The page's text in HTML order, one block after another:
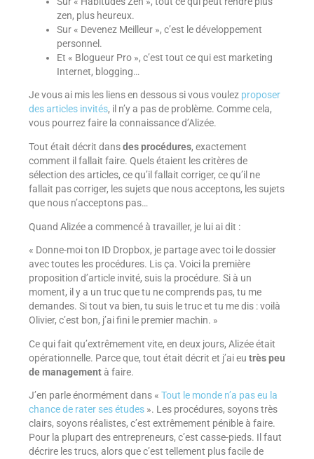
zen, plus heureux.
Sur « Devenez Meilleur », c’est le développement
personnel.
Et « Blogueur Pro », c’est tout ce qui est marketing
Internet, blogging…
Je vous ai mis les liens en dessous si vous voulez proposer
des articles invités, il n’y a pas de problème. Comme cela,
vous pourrez faire la connaissance d’Alizée.
Tout était décrit dansdes procédures, exactement
comment il fallait faire. Quels étaient les critères de
sélection des articles, ce qu’il fallait corriger, ce qu’il ne
fallait pas corriger, les sujets que nous acceptons, les sujets
que nous n’acceptons pas…
Quand Alizée a commencé à travailler, je lui ai dit :
« Donne-moi ton ID Dropbox, je partage avec toi le dossier
avec toutes les procédures. Lis ça. Voici la première
proposition d’article invité, suis la procédure. Si à un
moment, il y a un truc que tu ne comprends pas, tu me
demandes. Si tout va bien, tu suis le truc et tu me dis : voilà
Olivier, c’est bon, j’ai fini le premier machin. »
Ce qui fait qu’extrêmement vite, en deux jours, Alizée était
opérationnelle. Parce que, tout était décrit et j’ai eu très peu
de managementà faire.
J’en parle énormément dans « Tout le monde n’a pas eu la
chance de rater ses études». Les procédures, soyons très
clairs, soyons réalistes, c’est extrêmement pénible à faire.
Pour la plupart des entrepreneurs, c’est casse-pieds. Il faut
décrire les trucs, alors que c’est tellement plus facile de